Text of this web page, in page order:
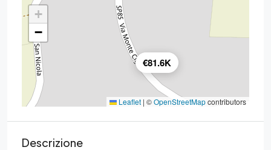
€81.6K
+
−
Leaflet | ©OpenStreetMapcontributors
Descrizione